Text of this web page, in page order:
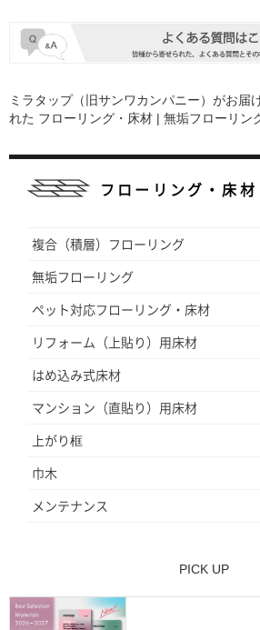
ミラタップ（旧サンワカンパニー）がお届
れた フローリング・床材 | 無垢フローリン
フローリング・床材
複合（積層）フローリング
無垢フローリング
ペット対応フローリング・床材
リフォーム（上貼り）用床材
はめ込み式床材
マンション（直貼り）用床材
上がり框
巾木
メンテナンス
PICK UP